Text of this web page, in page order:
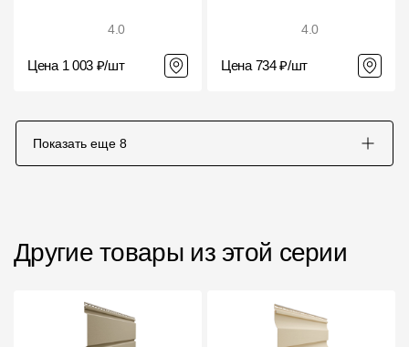
4.0
Цена 1 003 ₽/шт
4.0
Цена 734 ₽/шт
Показать еще 8
Другие товары из этой серии